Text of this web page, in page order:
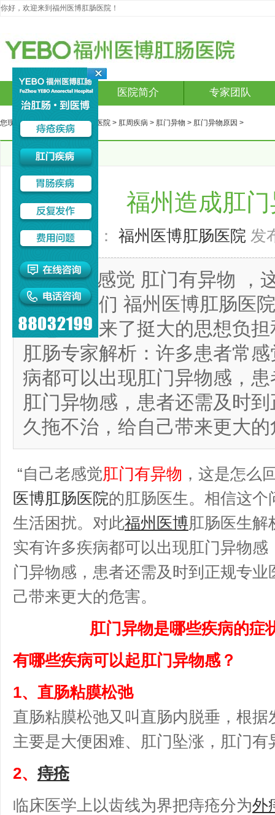
你好，欢迎来到福州医博肛肠医院！
网站首页 医院简介 专家团队
您现在的位置：福州医博肛肠医院 > 肛周疾病 > 肛门异物 > 肛门异物原因 >
文章详细
福州造成肛
来源： 福州医博肛肠医院发
自己老感觉 肛门有异物 ，
者咨询我们 福州医博肛肠医
给患者带来了挺大的思想负
肛肠专家解析：许多患者常
病都可以出现肛门异物感，
肛门异物感，患者还需及时
久拖不治，给自己带来更大的
“自己老感觉肛门有异物 ，这是怎么
医博肛肠医院的肛肠医生。相信这
生活困扰。 对此福州医博肛肠医生解
实有许多疾病都可以出现肛门异物
门异物感，患者还需及时到正规专
己带来更大的危害。
肛门异物是哪些疾病的症
有哪些疾病可以起肛门异物感？
1、直肠粘膜松弛
直肠粘膜松弛又叫直肠内脱垂，根
主要是大便困难、肛门坠涨，肛门有
2、 痔疮
临床医学上以齿线为界把痔疮分为外